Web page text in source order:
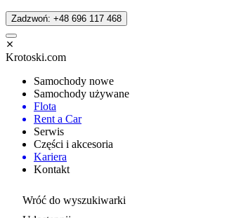
Zadzwoń: +48 696 117 468
Krotoski.com
Samochody nowe
Samochody używane
Flota
Rent a Car
Serwis
Części i akcesoria
Kariera
Kontakt
Wróć do wyszukiwarki